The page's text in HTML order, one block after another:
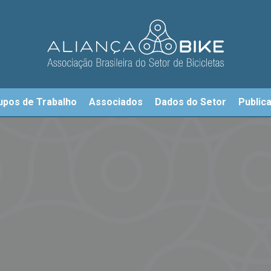
de Trabalho Associados Dados do Setor